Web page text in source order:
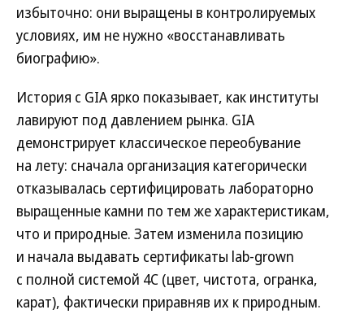
избыточно: они выращены в контролируемых
условиях, им не нужно «восстанавливать
биографию».
История с GIA ярко показывает, как институты
лавируют под давлением рынка. GIA
демонстрирует классическое переобувание
на лету: сначала организация категорически
отказывалась сертифицировать лабораторно
выращенные камни по тем же характеристикам,
что и природные. Затем изменила позицию
и начала выдавать сертификаты lab-grown
с полной системой 4С (цвет, чистота, огранка,
карат), фактически приравняв их к природным.